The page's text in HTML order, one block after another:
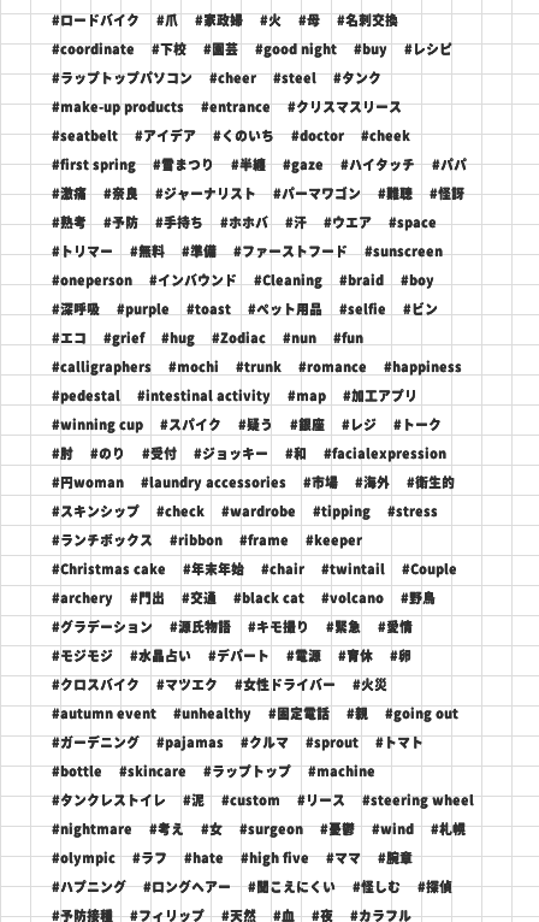
#ロードバイク #爪 #家政婦 #火 #母 #名刺交換
#coordinate #下校 #園芸 #good night #buy #レシピ
#ラップトップパソコン #cheer #steel #タンク
#make-up products #entrance #クリスマスリース
#seatbelt #アイデア #くのいち #doctor #cheek
#first spring #雪まつり #半纏 #gaze #ハイタッチ #パパ
#激痛 #奈良 #ジャーナリスト #パーマワゴン #難聴 #怪訝
#熟考 #予防 #手持ち #ホホバ #汗 #ウエア #space
#トリマー #無料 #準備 #ファーストフード #sunscreen
#oneperson #インバウンド #Cleaning #braid #boy
#深呼吸 #purple #toast #ペット用品 #selfie #ビン
#エコ #grief #hug #Zodiac #nun #fun
#calligraphers #mochi #trunk #romance #happiness
#pedestal #intestinal activity #map #加工アプリ
#winning cup #スパイク #疑う #銀座 #レジ #トーク
#肘 #のり #受付 #ジョッキー #和 #facialexpression
#円woman #laundry accessories #市場 #海外 #衛生的
#スキンシップ #check #wardrobe #tipping #stress
#ランチボックス #ribbon #frame #keeper
#Christmas cake #年末年始 #chair #twintail #Couple
#archery #門出 #交通 #black cat #volcano #野鳥
#グラデーション #源氏物語 #キモ撮り #緊急 #愛情
#モジモジ #水晶占い #デパート #電源 #育休 #卵
#クロスバイク #マツエク #女性ドライバー #火災
#autumn event #unhealthy #固定電話 #親 #going out
#ガーデニング #pajamas #クルマ #sprout #トマト
#bottle #skincare #ラップトップ #machine
#タンクレストイレ #泥 #custom #リース #steering wheel
#nightmare #考え #女 #surgeon #憂鬱 #wind #札幌
#olympic #ラフ #hate #high five #ママ #腕章
#ハプニング #ロングヘアー #聞こえにくい #怪しむ #探偵
#予防接種 #フィリップ #天然 #血 #夜 #カラフル